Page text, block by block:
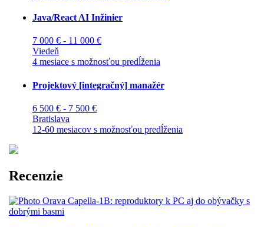
Java/React AI Inžinier
7 000 € - 11 000 €
Viedeň
4 mesiace s možnosťou predĺženia
Projektový [integračný] manažér
6 500 € - 7 500 €
Bratislava
12-60 mesiacov s možnosťou predĺženia
Recenzie